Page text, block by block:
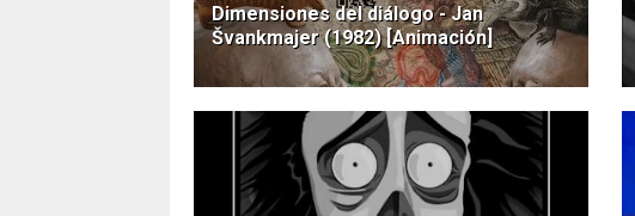
Dimensiones del diálogo - Jan
Švankmajer (1982) [Animación]